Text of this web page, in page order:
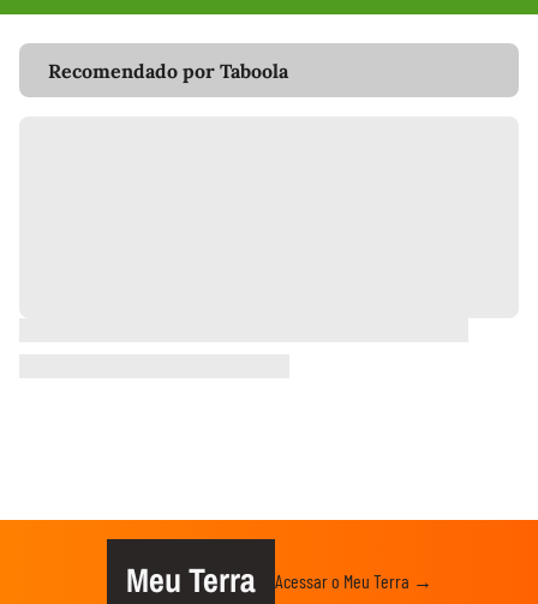
Recomendado por Taboola
Meu Terra Acessar o Meu Terra →